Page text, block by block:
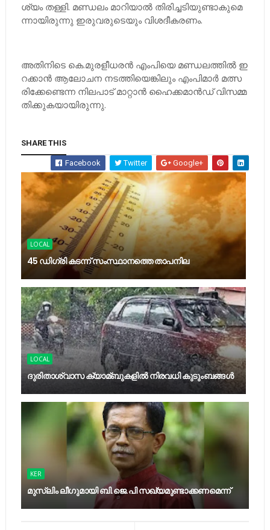
ശ്യം ത​ള്ളി. മ​ണ്ഡ​ലം മാ​റി​യാ​ല്‍ തി​രി​ച്ച​ടി​യു​ണ്ടാ​കു​മെ​
ന്നാ​യി​രു​ന്നു ഇ​രു​വ​രു​ടെ​യും വി​ശ​ദീ​ക​ര​ണം.
അ​തി​നി​ടെ കെ.​മു​ര​ളീ​ധ​ര​ന്‍ എം​പി​യെ മ​ണ്ഡ​ല​ത്തി​ല്‍ ഇ​
റ​ക്കാ​ന്‍ ആ​ലോ​ച​ന ന​ട​ത്തി​യെ​ങ്കി​ലും എം​പി​മാ​ര്‍ മ​ത്സ​
രി​ക്കേ​ണ്ടെ​ന്ന നി​ല​പാ​ട് മാ​റ്റാ​ന്‍ ഹൈ​ക്ക​മാ​ന്‍​ഡ് വി​സ​മ്മ​
തി​ക്കു​ക​യാ​യി​രു​ന്നു.
SHARE THIS
Facebook Twitter Google+
LOCAL
45 ഡിഗ്രി കടന്ന് സംസ്ഥാനത്തെ താപനില
LOCAL
ദുരിതാശ്വാസ ക്യാമ്ബുകളിൽ നിരവധി കുടുംബങ്ങൾ
KER
മുസ്‍ലിം ലീഗുമായി ബി.ജെ.പി സഖ്യമുണ്ടാക്കണമെന്ന്